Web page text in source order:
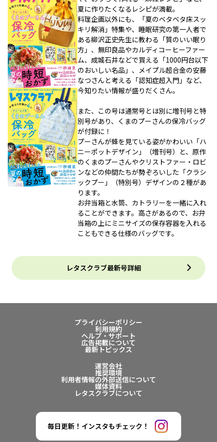
夏に作りたくなるレシピが満載。
料理企画以外にも、「夏のベタベタ床スッ
キリ解消」特集や、睡眠研究の第一人者で
ある柳沢正史先生に教わる「質のいい眠り
方」、無印良品やカルディコーヒーファー
ム、成城石井などで買える「1000円台以下
のおいしい名品」、メイプル超合金の安藤
なつさんと考える「認知症超入門」など、
今知りたい情報が盛りだくさん。
また、この号は通常号とは別に増刊号と特
別号があり、くまのプーさんの保冷バッグ
が付録に！
プーさんが蜂を見ている姿がかわいい「ハ
ニーポットデザイン」（増刊号）と、原作
のくまのプーさんやクリストファー・ロビ
ンなどの仲間たちが勢ぞろいした「クラシ
ックプー」（特別号）デザインの２種があ
ります。
お弁当箱と水筒、カトラリーを一緒に入れ
ることができます。高さがあるので、お弁
当箱の上にミニサイズの保存容器を入れる
こともできる仕様のバッグです。
レタスクラブ最新号詳細
プライバシーポリシー
利用規約
ヘルプ・サポート
広告掲載について
最新トピックス
運営会社
推奨環境
利用者情報の外部送信について
媒体資料
レタスクラブについて
毎日更新！インスタもチェック！